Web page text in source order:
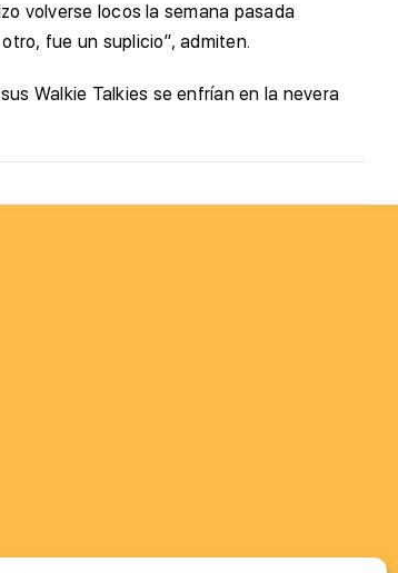
volverse locos la semana pasada
fue un suplicio”, admiten.
Walkie Talkies se enfrían en la nevera